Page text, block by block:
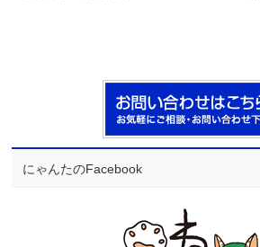
にゃんたのFacebook